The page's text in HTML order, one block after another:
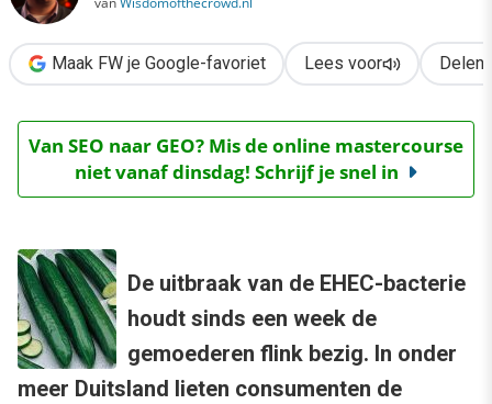
Maak FW je Google-favoriet Lees voor Delen
Van SEO naar GEO? Mis de online mastercourse
niet vanaf dinsdag! Schrijf je snel in
De uitbraak van de EHEC-bacterie
houdt sinds een week de
gemoederen flink bezig. In onder
meer Duitsland lieten consumenten de